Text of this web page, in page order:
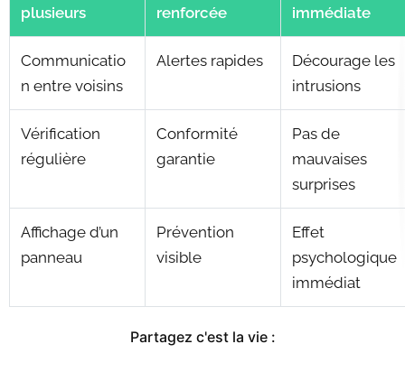
plusieurs
renforcée
immédiate
Communicatio
n entre voisins
Alertes rapides
Décourage les
intrusions
Vérification
régulière
Conformité
garantie
Pas de
mauvaises
surprises
Affichage d’un
panneau
Prévention
visible
Effet
psychologique
immédiat
Partagez c'est la vie :